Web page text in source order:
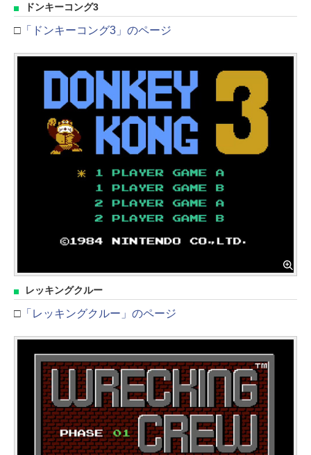
ドンキーコング3
□ 「ドンキーコング3」のページ
レッキングクルー
□ 「レッキングクルー」のページ